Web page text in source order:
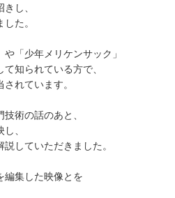
し、
た。
「少年メリケンサック」
知られている方で、
れています。
術の話のあと、
、
していただきました。
編集した映像とを